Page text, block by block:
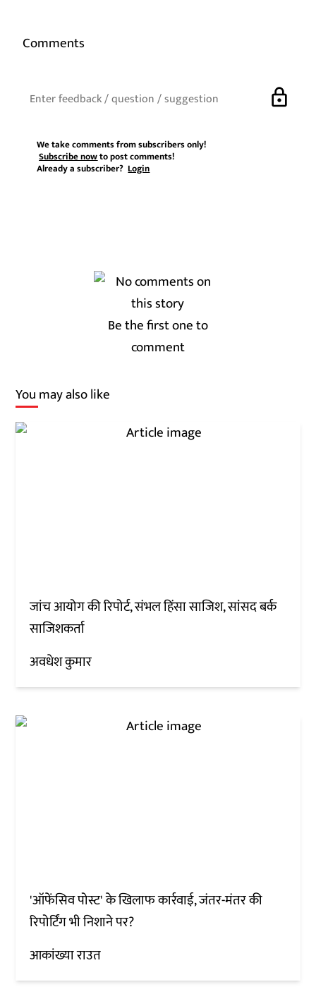
Comments
lock
We take comments from subscribers only!
Subscribe nowto post comments!
Already a subscriber?Login
Be the first one to
comment
You may also like
जांच आयोग की रिपोर्ट, संभल हिंसा साजिश, सांसद बर्क
साजिशकर्ता
अवधेश कुमार
'ऑफेंसिव पोस्ट' के खिलाफ कार्रवाई, जंतर-मंतर की
रिपोर्टिंग भी निशाने पर?
आकांख्या राउत